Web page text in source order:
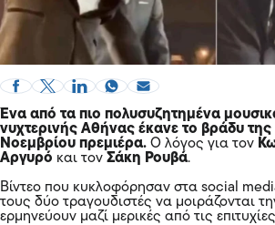
Ένα από τα πιο πολυσυζητημένα
νυχτερινής Αθήνας έκανε το βράδυ της
Νοεμβρίου πρεμιέρα. Ο λόγος για τον
Αργυρό και τον Σάκη Ρουβά.
Βίντεο που κυκλοφόρησαν στα social
τους δύο τραγουδιστές να μοιράζονται
ερμηνεύουν μαζί μερικές από τις